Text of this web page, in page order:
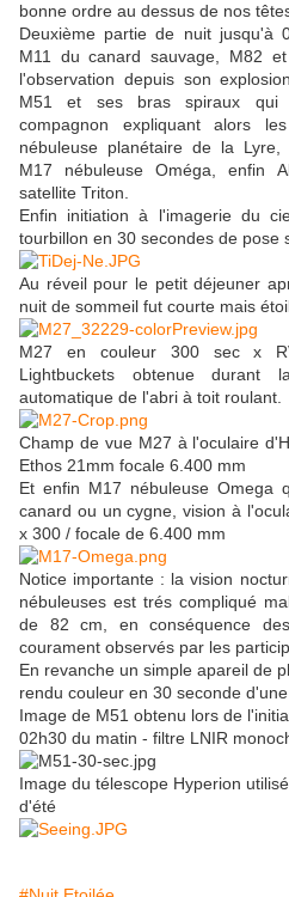
bonne ordre au dessus de nos
Deuxième partie de nuit jusqu'à
M11 du canard sauvage, M82
l'observation depuis son
M51 et ses bras spiraux qui
compagnon expliquant alors
nébuleuse planétaire de la Lyre,
M17 nébuleuse Oméga, enfin
satellite Triton.
Enfin initiation à l'imagerie du
tourbillon en 30 secondes de pose
Au réveil pour le petit déjeuner
nuit de sommeil fut courte mais
M27 en couleur 300 sec x
Lightbuckets obtenue
automatique de l'abri à toit roulant.
Champ de vue M27 à l'oculaire
Ethos 21mm focale 6.400 mm
Et enfin M17 nébuleuse Omega
canard ou un cygne, vision à
x 300 / focale de 6.400 mm
Notice importante : la vision
nébuleuses est trés compliqué
de 82 cm, en conséquence
courament observés par les
En revanche un simple apareil de
rendu couleur en 30 seconde
Image de M51 obtenu lors de
02h30 du matin - filtre LNIR
Image du télescope Hyperion
d'été